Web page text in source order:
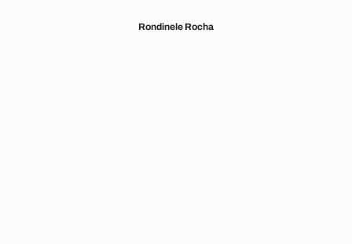
Rondinele Rocha